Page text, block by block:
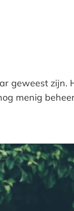
geweest zijn.
menig